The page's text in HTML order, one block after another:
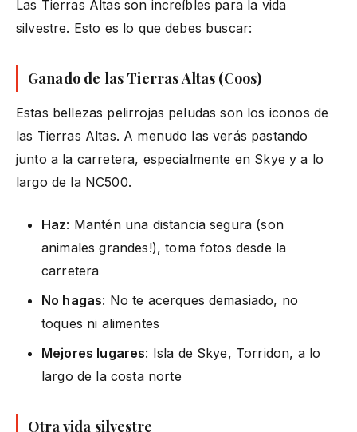
Las Tierras Altas son increíbles para la vida
silvestre. Esto es lo que debes buscar:
Ganado de las Tierras Altas (Coos)
Estas bellezas pelirrojas peludas son los iconos de
las Tierras Altas. A menudo las verás pastando
junto a la carretera, especialmente en Skye y a lo
largo de la NC500.
Haz: Mantén una distancia segura (son
animales grandes!), toma fotos desde la
carretera
No hagas: No te acerques demasiado, no
toques ni alimentes
Mejores lugares: Isla de Skye, Torridon, a lo
largo de la costa norte
Otra vida silvestre